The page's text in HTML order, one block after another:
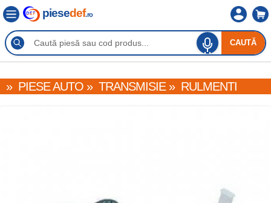
CAUTĂ
piesedef.ro
» PIESE AUTO » TRANSMISIE» RULMENTI